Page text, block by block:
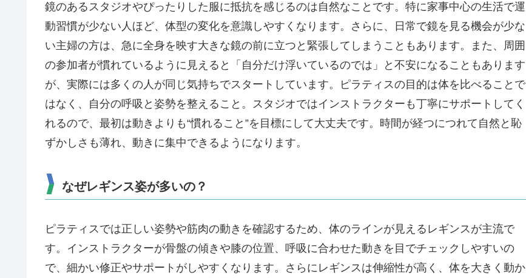
鏡のあるスタジオやぴったりした服に抵抗を感じるのは自然なことです。特に家事中心の生活で運
動習慣が少ない人ほど、体型の変化を意識しやすくなります。さらに、日常で鏡を見る機会が少な
い主婦の方は、急に全身を映す大きな鏡の前に立つと緊張してしまうこともあります。また、周囲
の参加者が慣れているように見えると「自分だけ浮いているのでは」と不安になることもあります
が、実際には多くの人が同じ気持ちでスタートしています。ピラティスの目的は体を比べることで
はなく、自分の呼吸と姿勢を整えること。スタジオではインストラクターも丁寧にサポートしてく
れるので、最初は動きよりも“慣れること”を目標にして大丈夫です。時間が経つにつれて自然と恥
ずかしさも薄れ、動きに集中できるようになります。
なぜレギンス姿が多いの？
ピラティスでは正しい姿勢や筋肉の動きを確認するため、体のラインが見えるレギンスが主流で
す。インストラクターが骨盤の傾きや膝の位置、呼吸に合わせた動きを目でチェックしやすいの
で、細かい修正やサポートがしやすくなります。さらにレギンスは伸縮性が高く、体を大きく動か